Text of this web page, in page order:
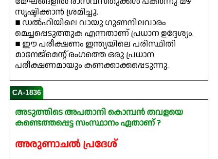
സൃഷ്ടിക്കാൻ ശ്രമിച്ചു.
■ ഡൽഹിയിലെ വായു ഗുണനിലവാരം
മെച്ചപ്പെടുത്തുക എന്നതാണ് പ്രധാന ഉദ്ദേശ്യം.
■ ഈ പരീക്ഷണം ഇന്ത്യയിലെ പരിസ്ഥിതി
മാനേജ്മെന്റ് രംഗത്തെ ഒരു പ്രധാന
പരീക്ഷണമായും കണക്കാക്കപ്പെടുന്നു.
CA-1836
അടുത്തിടെ അപതാനി കൊമ്പൻ തവളയെ
കണ്ടെത്തപ്പെട്ട സംസ്ഥാനം ഏതാണ് ?
അരുണാചൽ പ്രദേശ്